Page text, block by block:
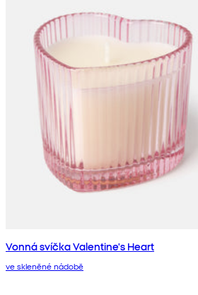
Vonná svíčka Valentine's Heart
ve skleněné nádobě